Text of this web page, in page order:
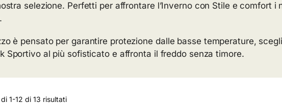
selezione. Perfetti per affrontare l’Inverno con Stile e comfort i
è pensato per garantire protezione dalle basse temperature,
Sportivo al più sofisticato e affronta il freddo senza timore.
1-12 di 13 risultati